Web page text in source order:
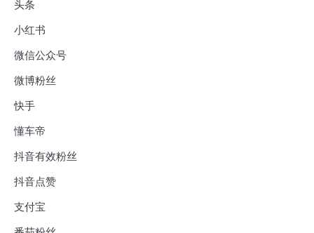
头条
小红书
微信公众号
微博粉丝
快手
懂车帝
抖音有效粉丝
抖音点赞
支付宝